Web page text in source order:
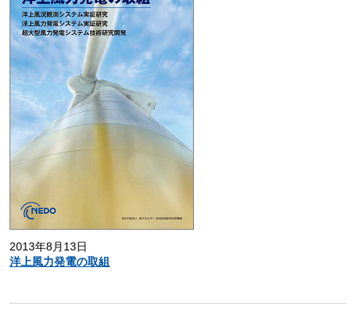
2013年8月13日
洋上風力発電の取組